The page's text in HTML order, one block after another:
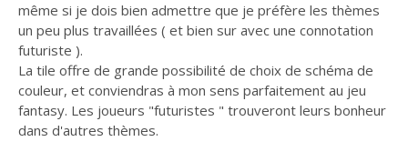
même si je dois bien admettre que je préfère les thèmes
un peu plus travaillées ( et bien sur avec une connotation
futuriste ).
La tile offre de grande possibilité de choix de schéma de
couleur, et conviendras à mon sens parfaitement au jeu
fantasy. Les joueurs "futuristes " trouveront leurs bonheur
dans d'autres thèmes.